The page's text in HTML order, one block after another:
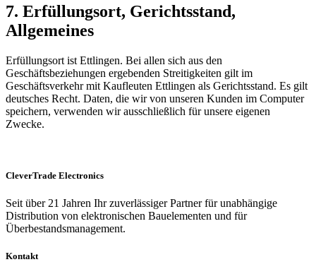
7. Erfüllungsort, Gerichtsstand,
Allgemeines
Erfüllungsort ist Ettlingen. Bei allen sich aus den
Geschäftsbeziehungen ergebenden Streitigkeiten gilt im
Geschäftsverkehr mit Kaufleuten Ettlingen als Gerichtsstand. Es gilt
deutsches Recht. Daten, die wir von unseren Kunden im Computer
speichern, verwenden wir ausschließlich für unsere eigenen
Zwecke.
CleverTrade Electronics
Seit über 21 Jahren Ihr zuverlässiger Partner für unabhängige
Distribution von elektronischen Bauelementen und für
Überbestandsmanagement.
Kontakt